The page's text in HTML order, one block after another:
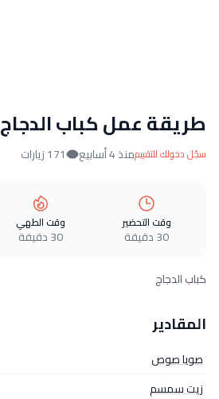
طريقة عمل كباب الدجاج
سجّل دخولك للتقييممنذ 4 أسابيع 171 زيارات
وقت التحضير
30 دقيقة
وقت الطهي
30 دقيقة
كباب الدجاج
المقادير
صويا صوص
زيت سمسم